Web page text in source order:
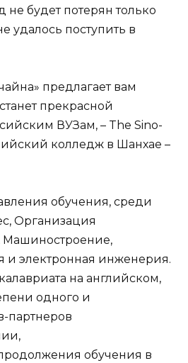
будет потерян только
удалось поступить в
предлагает вам
прекрасной
ВУЗам, – The Sino-
колледж в Шанхае –
обучения, среди
Организация
и электронная инженерия.
на английском,
одного и
партнеров
обучения в